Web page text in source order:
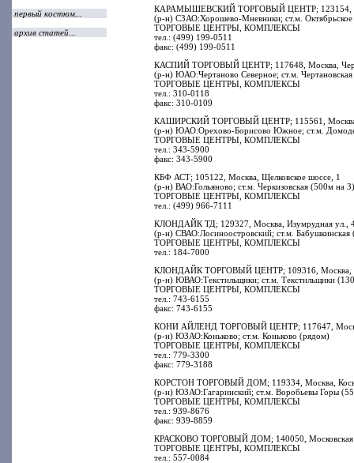
первый костюм...
архив статей...
КАРАМЫШЕВСКИЙ ТОРГОВЫЙ ЦЕНТР; 123154,
(р-н) СЗАО:Хорошево-Мневники; ст.м.
ТОРГОВЫЕ ЦЕНТРЫ, КОМПЛЕКСЫ
тел.: (499) 199-0511
факс: (499) 199-0511
КАСПИЙ ТОРГОВЫЙ ЦЕНТР; 117648, Москва,
(р-н) ЮАО:Чертаново Северное; ст.м.
ТОРГОВЫЕ ЦЕНТРЫ, КОМПЛЕКСЫ
тел.: 310-0118
факс: 310-0109
КАШИРСКИЙ ТОРГОВЫЙ ЦЕНТР; 115561, Москва,
(р-н) ЮАО:Орехово-Борисово Южное; ст.м.
ТОРГОВЫЕ ЦЕНТРЫ, КОМПЛЕКСЫ
тел.: 343-5900
факс: 343-5900
КБФ АСТ; 105122, Москва, Щелковское шоссе, 1
(р-н) ВАО:Гольяново; ст.м. Черкизовская (500м на З)
ТОРГОВЫЕ ЦЕНТРЫ, КОМПЛЕКСЫ
тел.: (499) 966-7111
КЛОНДАЙК ТД; 129327, Москва, Изумрудная ул.,
(р-н) СВАО:Лосиноостровский; ст.м. Бабушкинская
ТОРГОВЫЕ ЦЕНТРЫ, КОМПЛЕКСЫ
тел.: 184-7000
КЛОНДАЙК ТОРГОВЫЙ ЦЕНТР; 109316, Москва,
(р-н) ЮВАО:Текстильщики; ст.м. Текстильщики
ТОРГОВЫЕ ЦЕНТРЫ, КОМПЛЕКСЫ
тел.: 743-6155
факс: 743-6155
КОНИ АЙЛЕНД ТОРГОВЫЙ ЦЕНТР; 117647,
(р-н) ЮЗАО:Коньково; ст.м. Коньково (рядом)
ТОРГОВЫЕ ЦЕНТРЫ, КОМПЛЕКСЫ
тел.: 779-3300
факс: 779-3188
КОРСТОН ТОРГОВЫЙ ДОМ; 119334, Москва,
(р-н) ЮЗАО:Гагаринский; ст.м. Воробьевы Горы
ТОРГОВЫЕ ЦЕНТРЫ, КОМПЛЕКСЫ
тел.: 939-8676
факс: 939-8859
КРАСКОВО ТОРГОВЫЙ ДОМ; 140050, Московская
ТОРГОВЫЕ ЦЕНТРЫ, КОМПЛЕКСЫ
тел.: 557-0084